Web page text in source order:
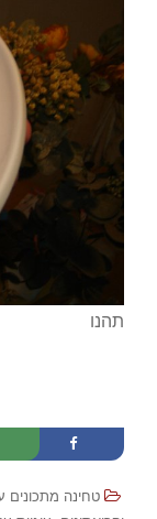
תהנו
טחינה מתכונים